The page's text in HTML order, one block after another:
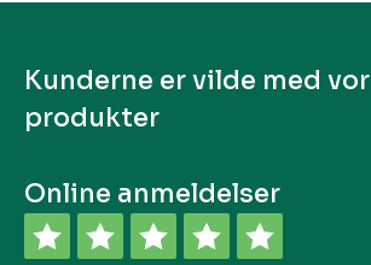
Kunderne er vilde med
produkter
Online anmeldelser